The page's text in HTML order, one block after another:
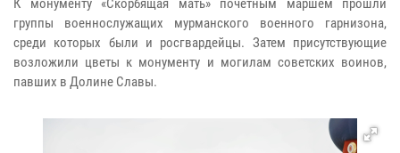
К монументу «Скорбящая мать» почетным маршем прошли
группы военнослужащих мурманского военного гарнизона,
среди которых были и росгвардейцы. Затем присутствующие
возложили цветы к монументу и могилам советских воинов,
павших в Долине Славы.